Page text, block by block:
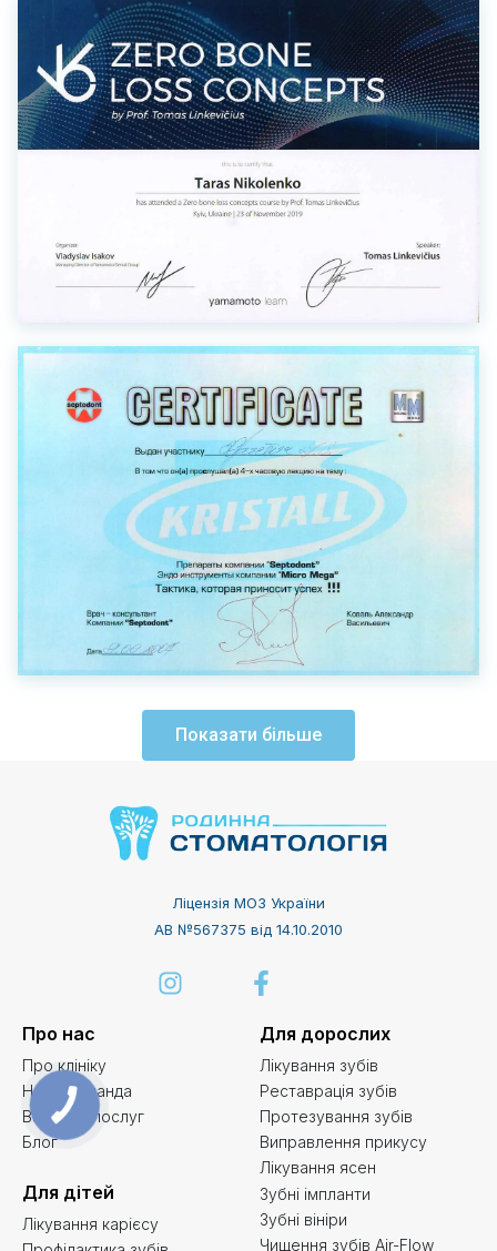
Показати більше
Ліцензія МОЗ України
АВ №567375 від 14.10.2010
Про нас
Про клініку
Наша команда
Вартість послуг
Блог
Для дорослих
Лікування зубів
Реставрація зубів
Протезування зубів
Виправлення прикусу
Лікування ясен
Зубні імпланти
Зубні вініри
Чищення зубів Air-Flow
Для дітей
Лікування карієсу